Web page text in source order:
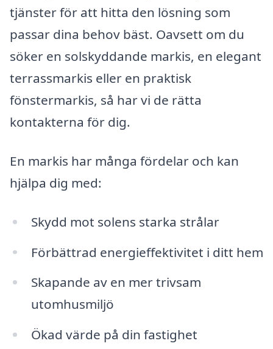
tjänster för att hitta den lösning som
passar dina behov bäst. Oavsett om du
söker en solskyddande markis, en elegant
terrassmarkis eller en praktisk
fönstermarkis, så har vi de rätta
kontakterna för dig.
En markis har många fördelar och kan
hjälpa dig med:
Skydd mot solens starka strålar
Förbättrad energieffektivitet i ditt hem
Skapande av en mer trivsam
utomhusmiljö
Ökad värde på din fastighet